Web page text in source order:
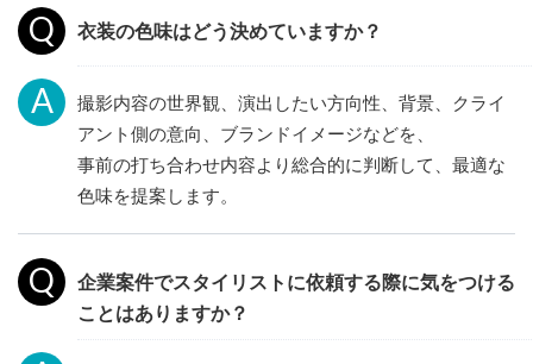
衣装の色味はどう決めていますか？
撮影内容の世界観、演出したい方向性、背景、クライ
アント側の意向、ブランドイメージなどを、
事前の打ち合わせ内容より総合的に判断して、最適な
色味を提案します。
企業案件でスタイリストに依頼する際に気をつける
ことはありますか？